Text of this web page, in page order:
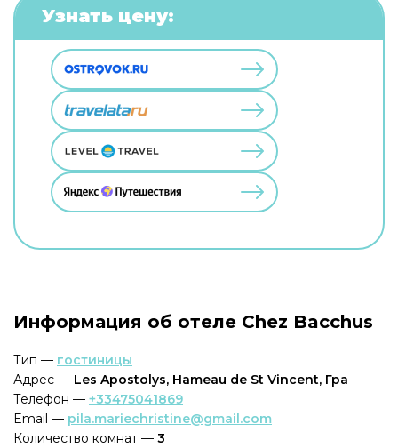
Узнать цену:
Информация об отеле Chez Bacchus
Тип — гостиницы
Адрес — Les Apostolys, Hameau de St Vincent, Гра
Телефон — +33475041869
Email — pila.mariechristine@gmail.com
Количество комнат — 3